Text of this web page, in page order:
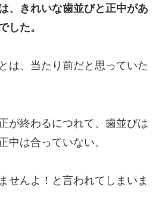
、きれいな歯並びと正中があ
した。
は、当たり前だと思っていた
が終わるにつれて、歯並びは
中は合っていない。
せんよ！と言われてしまいま